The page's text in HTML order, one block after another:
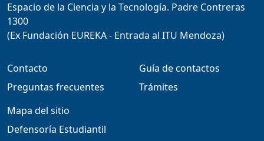
Espacio de la Ciencia y la Tecnología. Padre Contreras
1300
(Ex Fundación EUREKA - Entrada al ITU Mendoza)
Contacto
Preguntas frecuentes
Guía de contactos
Trámites
Mapa del sitio
Defensoría Estudiantil